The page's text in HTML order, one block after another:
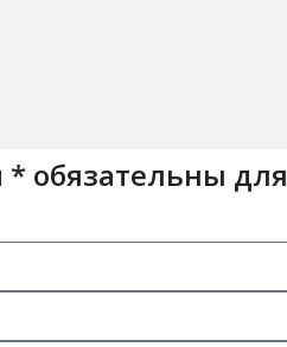
обязательны для